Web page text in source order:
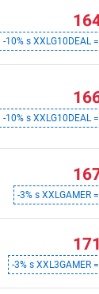
-10% s XXLG10DEAL =
-10% s XXLG10DEAL =
-3% s XXLGAMER =
-3% s XXL3GAMER =